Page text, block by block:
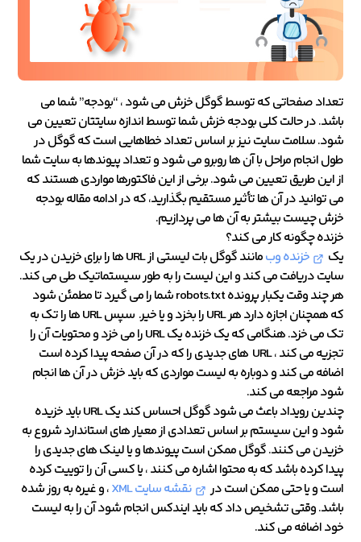
تعداد صفحاتی که توسط گوگل خزش می شود ، “بودجه” شما می
باشد. در حالت کلی بودجه خزش شما توسط اندازه سایتتان تعیین می
شود. سلامت سایت نیز بر اساس تعداد خطاهایی است که گوگل در
طول انجام مراحل با آن ها روبرو می شود و تعداد پیوندها به سایت شما
از این طریق تعیین می شود. برخی از این فاکتورها مواردی هستند که
می توانید در آن ها تأثیر مستقیم بگذارید، که در ادامه مقاله بودجه
خزش چیست بیشتر به آن ها می پردازیم.
خزنده چگونه کار می کند؟
یک
خزنده وب
مانند گوگل بات لیستی از URL ها را برای خزیدن در یک
سایت دریافت می کند و این لیست را به طور سیستماتیک طی می کند.
هر چند وقت یکبار پرونده robots.txt شما را می گیرد تا مطمئن شود
که همچنان اجازه دارد هر URL را بخزد و یا خیر. سپس URL ها را تک به
تک می خزد. هنگامی که یک خزنده یک URL را می خزد و محتویات آن را
تجزیه می کند ، URL های جدیدی را که در آن صفحه پیدا کرده است
اضافه می کند و دوباره به لیست مواردی که باید خزش در آن ها انجام
شود مراجعه می کند.
چندین رویداد باعث می شود گوگل احساس کند یک URL باید خزیده
شود و این سیستم بر اساس تعدادی از معیار های استاندارد شروع به
خزیدن می کنند. گوگل ممکن است پیوندها و یا لینک های جدیدی را
پیدا کرده باشد که به محتوا اشاره می کنند ، یا کسی آن را توییت کرده
است و یا حتی ممکن است در
نقشه سایت XML
، و غیره به روز شده
باشد. وقتی تشخیص داد که باید ایندکس انجام شود آن را به لیست
خود اضافه می کند.